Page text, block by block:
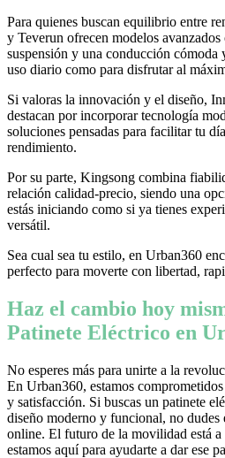
Para quienes buscan equilibrio entre
y Teverun ofrecen modelos
suspensión y una conducción cómoda
uso diario como para disfrutar al
Si valoras la innovación y el diseño,
destacan por incorporar tecnología
soluciones pensadas para facilitar tu
rendimiento.
Por su parte, Kingsong combina
relación calidad-precio, siendo una
estás iniciando como si ya tienes
versátil.
Sea cual sea tu estilo, en Urban360
perfecto para moverte con libertad,
Haz el cambio hoy
Patinete Eléctrico en
No esperes más para unirte a la
En Urban360, estamos
y satisfacción. Si buscas un patinete
diseño moderno y funcional, no dudes
online. El futuro de la movilidad está a
estamos aquí para ayudarte a dar ese